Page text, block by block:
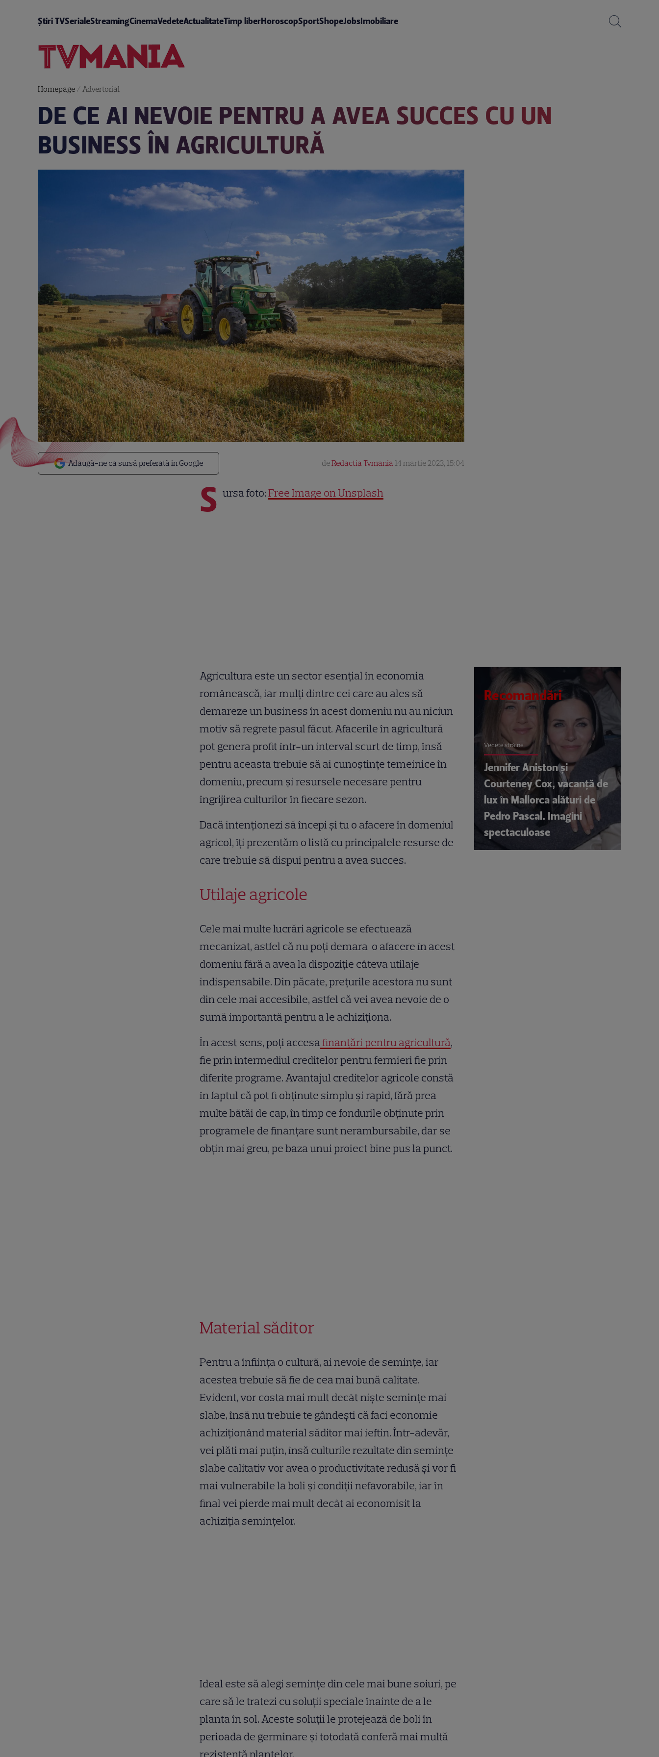
Știri TVSerialeStreamingCinemaVedeteActualitateTimp liberHoroscopSportShopeJobsImobiliare
Homepage/ Advertorial
DE CE AI NEVOIE PENTRU A AVEA SUCCES CU UN
BUSINESS ÎN AGRICULTURĂ
Adaugă-ne ca sursă preferată în Google deRedactia Tvmania 14 martie 2023, 15:04
S ursa foto:Free Image on Unsplash
Agricultura este un sector esențial în economia
românească, iar mulți dintre cei care au ales să
demareze un business în acest domeniu nu au niciun
motiv să regrete pasul făcut. Afacerile în agricultură
pot genera profit într-un interval scurt de timp, însă
pentru aceasta trebuie să ai cunoștințe temeinice în
domeniu, precum și resursele necesare pentru
îngrijirea culturilor în fiecare sezon.
Dacă intenționezi să începi și tu o afacere în domeniul
agricol, îți prezentăm o listă cu principalele resurse de
care trebuie să dispui pentru a avea succes.
Utilaje agricole
Cele mai multe lucrări agricole se efectuează
mecanizat, astfel că nu poți demara o afacere în acest
domeniu fără a avea la dispoziție câteva utilaje
indispensabile. Din păcate, prețurile acestora nu sunt
din cele mai accesibile, astfel că vei avea nevoie de o
sumă importantă pentru a le achiziționa.
În acest sens, poți accesafinanțări pentru agricultură,
fie prin intermediul creditelor pentru fermieri fie prin
diferite programe. Avantajul creditelor agricole constă
în faptul că pot fi obținute simplu și rapid, fără prea
multe bătăi de cap, în timp ce fondurile obținute prin
programele de finanțare sunt nerambursabile, dar se
obțin mai greu, pe baza unui proiect bine pus la punct.
Material săditor
Pentru a înființa o cultură, ai nevoie de semințe, iar
acestea trebuie să fie de cea mai bună calitate.
Evident, vor costa mai mult decât niște semințe mai
slabe, însă nu trebuie te gândești că faci economie
achiziționând material săditor mai ieftin. Într-adevăr,
vei plăti mai puțin, însă culturile rezultate din semințe
slabe calitativ vor avea o productivitate redusă și vor fi
mai vulnerabile la boli și condiții nefavorabile, iar în
final vei pierde mai mult decât ai economisit la
achiziția semințelor.
Ideal este să alegi semințe din cele mai bune soiuri, pe
care să le tratezi cu soluții speciale înainte de a le
planta în sol. Aceste soluții le protejează de boli în
perioada de germinare și totodată conferă mai multă
Recomandări
Vedete străine
Jennifer Aniston și
Courteney Cox, vacanță de
lux în Mallorca alături de
Pedro Pascal. Imagini
spectaculoase